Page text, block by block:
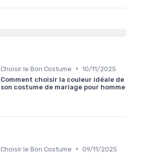
Choisir le Bon Costume • 10/11/2025
Comment choisir la couleur idéale de
son costume de mariage pour homme
Choisir le Bon Costume • 09/11/2025